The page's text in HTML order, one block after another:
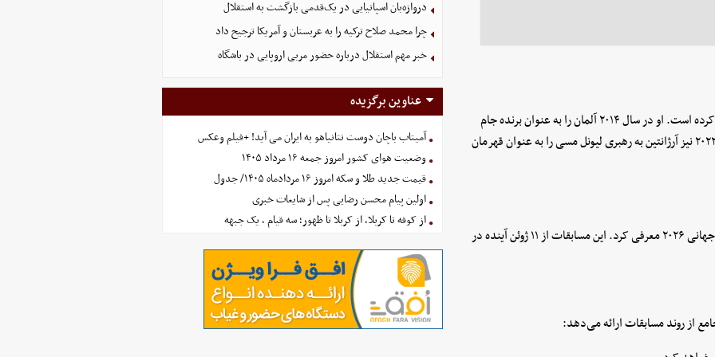
کلمنت به دلیل دقت پیش‌بینی‌های متوالی خود شهرت زیادی کسب کرده است. او در سال ۲۰۱۴ آلمان را به عنوان برنده جام
جهانی پیش‌بینی کرد، در سال ۲۰۱۸ فرانسه را برنده دانست و در سال ۲۰۲۲ نیز آرژانتین به رهبری لیونل مسی را به عنوان قهرمان
کلمنت در پیش‌بینی جدید خود، تیم ملی هلند را به عنوان برنده جام جهانی ۲۰۲۶ معرفی کرد. این مسابقات از ۱۱ ژوئن آینده در
از روند مسابقات ارائه می‌دهد:
دروازه‌بان اسپانیایی در یک‌قدمی بازگشت به استقلال
چرا محمد صلاح ترکیه را به عربستان و آمریکا ترجیح داد
خبر مهم استقلال درباره حضور مربی اروپایی در باشگاه
عناوین برگزیده
آمیتاب باچان دوست نتانیاهو به ایران می آید! +فیلم وعکس
وضعیت هوای کشور امروز جمعه ۱۶ مرداد ۱۴۰۵
قیمت جدید طلا و سکه امروز ۱۶ مردادماه ۱۴۰۵/ جدول
اولین پیام محسن رضایی پس از شایعات خبری
از کوفه تا کربلا، از کربلا تا ظهور؛ سه قیام ، یک جبهه